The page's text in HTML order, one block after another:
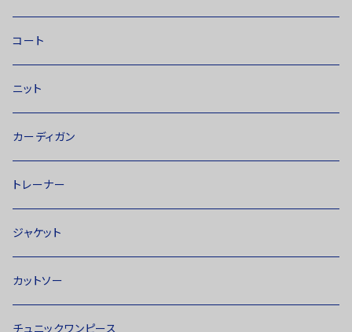
コート
ニット
カーディガン
トレーナー
ジャケット
カットソー
チュニックワンピース